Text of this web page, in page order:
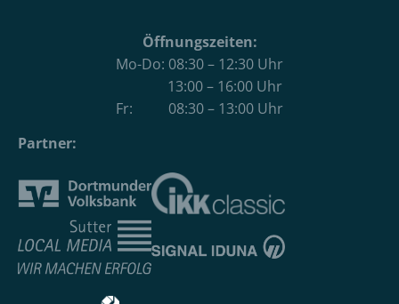
Öffnungszeiten:
Mo-Do: 08:30 – 12:30 Uhr
13:00 – 16:00 Uhr
Fr: 08:30 – 13:00 Uhr
Partner: